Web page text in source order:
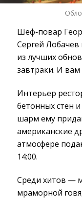
Шеф-повар
Сергей
из лучших
завтраки. И
Интерьер
бетонных стен
шарм ему
американские
атмосфере
14:00.
Среди хитов —
мраморной